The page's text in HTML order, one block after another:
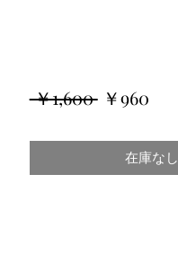
￥1,600 通￥960セ
ル
在庫なし